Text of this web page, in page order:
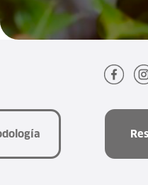
Cafés
al
Sostenibilidad
Glosario